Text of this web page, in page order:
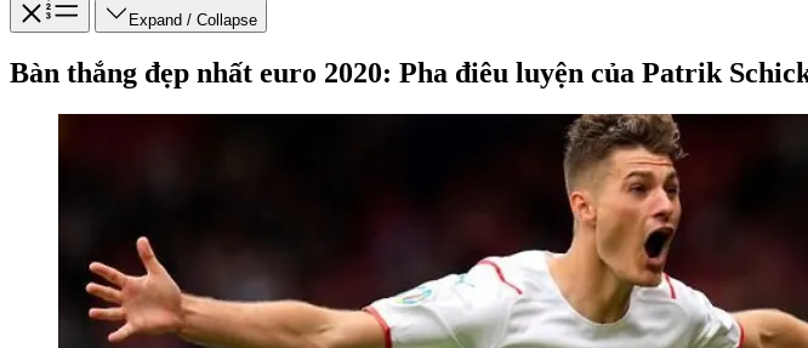
Expand / Collapse
Bàn thắng đẹp nhất euro 2020: Pha điêu luyện của Patrik